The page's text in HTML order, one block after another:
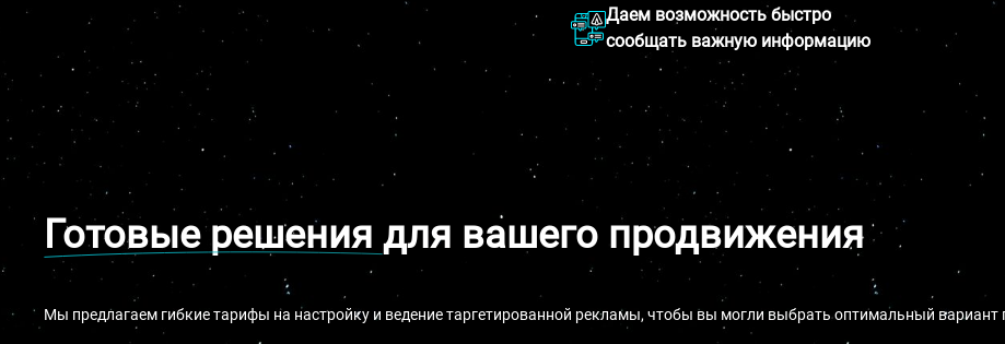
Даем возможность быстро
сообщать важную информацию
Готовые решения для вашего продвижения
Мы предлагаем гибкие тарифы на настройку и ведение таргетированной рекламы, чтобы вы могли выбрать оптимальный вариант